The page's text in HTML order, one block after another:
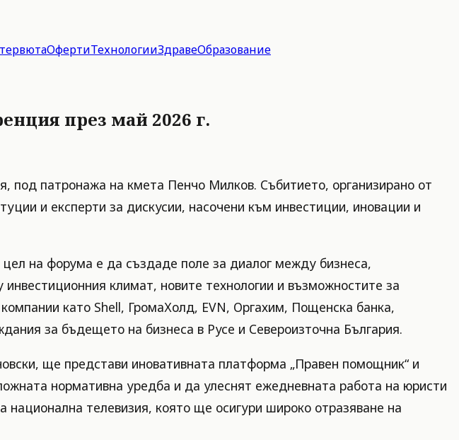
ОфертиТехнологииЗдравеОбразование
през май 2026 г.
под патронажа на кмета Пенчо Милков. Събитието, организирано от
и експерти за дискусии, насочени към инвестиции, иновации и
на форума е да създаде поле за диалог между бизнеса,
климат, новите технологии и възможностите за
като Shell, ГромаХолд, EVN, Оргахим, Пощенска банка,
за бъдещето на бизнеса в Русе и Североизточна България.
ще представи иновативната платформа „Правен помощник“ и
нормативна уредба и да улеснят ежедневната работа на юристи
телевизия, която ще осигури широко отразяване на